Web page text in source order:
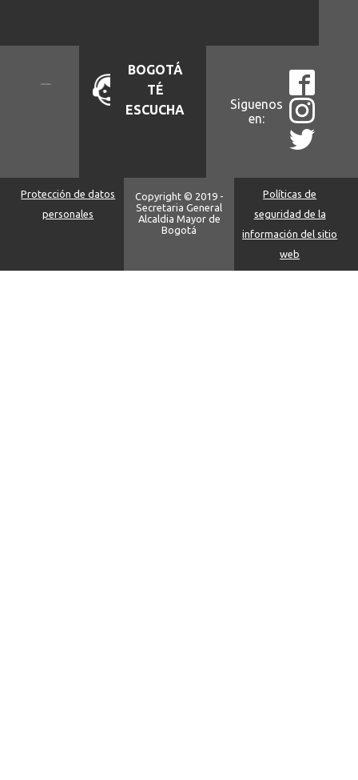
BOGOTÁ
TÉ
ESCUCHA
Siguenos
en:
Protección de datos
personales
Copyright © 2019 -
Secretaria General
Alcaldia Mayor de
Bogotá
Políticas de
seguridad de la
información del sitio
web